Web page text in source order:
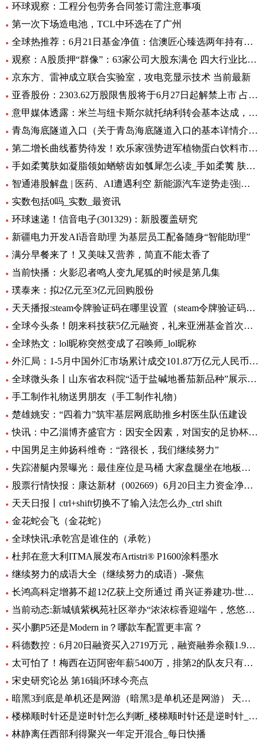
环球观察：工程分包劳务合同签订需注意事项
第一次下场造电池，TCL中环选在了广州
全球热推荐：6月21日基金净值：信澳匠心臻选两年持有期混合最新净值1.1771，跌4.47%
观察：A股质押“群像”：63家公司大股东满仓 四大行业比例大降
京东方、雷神成立联合实验室，攻电竞显示技术 当前最新
亚香股份：2303.62万股限售股将于6月27日起解禁上市 占公司总股本的28.51%
意甲媒体透露：米兰与纽卡斯尔就托纳利转会基本达成，球员已答应 环球新资讯
青岛海底隧道入口（关于青岛海底隧道入口的基本详情介绍）
第二增长曲线蓄势待发！欢乐家强势进军植物蛋白饮料市场 今日热讯
手如柔荑肤如凝脂领如蝤蛴齿如瓠犀怎么读_手如柔荑 肤如凝脂 领如蝤蛴 齿如瓠犀 螓首蛾眉 巧笑倩兮 美
智通港股解盘 | 医药、AI遭遇利空 新能源汽车逆势走强|环球播资讯
实数包括0吗_实数_最资讯
环球速递！信音电子(301329)：新股覆盖研究
新疆电力开发AI语音助理 为基层员工配备随身“智能助理”
满分早餐来了！又美味又营养，简直不能太香了
当前快播：火影忍者鸣人变九尾狐的时候是第几集
璞泰来：拟2亿元至3亿元回购股份
天天播报:steam令牌验证码在哪里设置（steam令牌验证码在哪）
全球今头条！朗来科技获5亿元融资，礼来亚洲基金首次投资湖北
全球热文：lol昵称突然变成了召唤师_lol昵称
外汇局：1-5月中国外汇市场累计成交101.87万亿元人民币-讯息
全球微头条丨山东省农科院“适于盐碱地番茄新品种”展示会在利津县农业双创中心举行
手工制作礼物送男朋友（手工制作礼物）
楚雄姚安：“四着力”筑牢基层网底助推乡村医生队伍建设
快讯：中乙淄博齐盛官方：因安全因素，对国安的足协杯不对外开放
中国男足主帅扬科维奇：“路很长，我们继续努力”
失踪潜艇内景曝光：最佳座位是马桶 大家盘腿坐在地板上|世界观焦点
股票行情快报：康达新材（002669）6月20日主力资金净买入354.78万元
天天日报丨ctrl+shift切换不了输入法怎么办_ctrl shift
金花蛇会飞（金花蛇）
全球快讯:承乾宫是谁住的（承乾）
杜邦在意大利ITMA展发布Artistri® P1600涂料墨水
继续努力的成语大全（继续努力的成语）-聚焦
长鸿高科定增募不超12亿获上交所通过 甬兴证券建功-世界动态
当前动态:新城镇紫枫苑社区举办“浓浓棕香迎端午，悠悠深情铭党恩”端午节活动
买小鹏P5还是Modern in？哪款车配置更丰富？
科德数控：6月20日融资买入2719万元，融资融券余额1.95亿元_天天资讯
太可怕了！梅西在迈阿密年薪5400万，排第2的队友只有他零头
宋史研究论丛 第16辑|环球今亮点
暗黑3到底是单机还是网游（暗黑3是单机还是网游） 天天速讯
楼梯顺时针还是逆时针怎么判断_楼梯顺时针还是逆时针_头条
林静离任西部利得聚兴一年定开混合_每日快播